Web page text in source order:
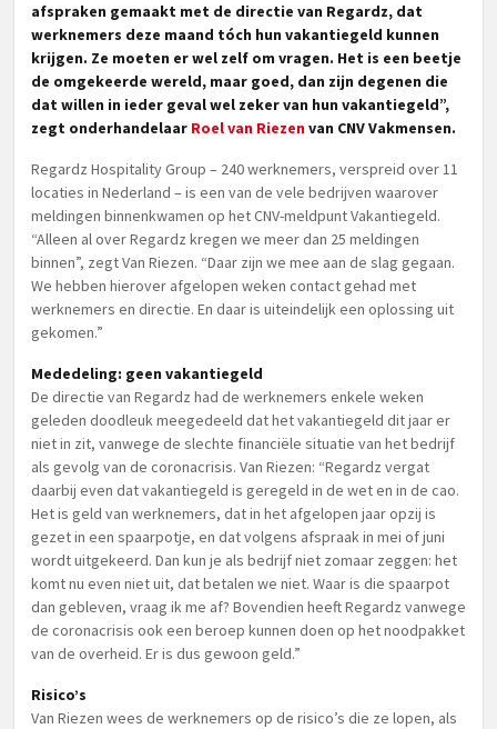
afspraken gemaakt met de directie van Regardz, dat
werknemers deze maand tóch hun vakantiegeld kunnen
krijgen. Ze moeten er wel zelf om vragen. Het is een beetje
de omgekeerde wereld, maar goed, dan zijn degenen die
dat willen in ieder geval wel zeker van hun vakantiegeld”,
zegt onderhandelaar Roel van Riezenvan CNV Vakmensen.
Regardz Hospitality Group – 240 werknemers, verspreid over 11
locaties in Nederland – is een van de vele bedrijven waarover
meldingen binnenkwamen op het CNV-meldpunt Vakantiegeld.
“Alleen al over Regardz kregen we meer dan 25 meldingen
binnen”, zegt Van Riezen. “Daar zijn we mee aan de slag gegaan.
We hebben hierover afgelopen weken contact gehad met
werknemers en directie. En daar is uiteindelijk een oplossing uit
gekomen.”
Mededeling: geen vakantiegeld
De directie van Regardz had de werknemers enkele weken
geleden doodleuk meegedeeld dat het vakantiegeld dit jaar er
niet in zit, vanwege de slechte financiële situatie van het bedrijf
als gevolg van de coronacrisis. Van Riezen: “Regardz vergat
daarbij even dat vakantiegeld is geregeld in de wet en in de cao.
Het is geld van werknemers, dat in het afgelopen jaar opzij is
gezet in een spaarpotje, en dat volgens afspraak in mei of juni
wordt uitgekeerd. Dan kun je als bedrijf niet zomaar zeggen: het
komt nu even niet uit, dat betalen we niet. Waar is die spaarpot
dan gebleven, vraag ik me af? Bovendien heeft Regardz vanwege
de coronacrisis ook een beroep kunnen doen op het noodpakket
van de overheid. Er is dus gewoon geld.”
Risico’s
Van Riezen wees de werknemers op de risico’s die ze lopen, als